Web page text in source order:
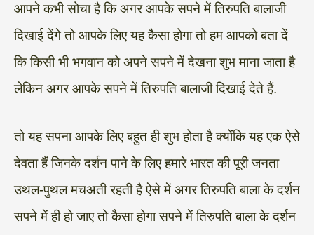
आपने कभी सोचा है कि अगर आपके सपने में तिरुपति बालाजी
दिखाई देंगे तो आपके लिए यह कैसा होगा तो हम आपको बता दें
कि किसी भी भगवान को अपने सपने में देखना शुभ माना जाता है
लेकिन अगर आपके सपने में तिरुपति बालाजी दिखाई देते हैं.
तो यह सपना आपके लिए बहुत ही शुभ होता है क्योंकि यह एक ऐसे
देवता हैं जिनके दर्शन पाने के लिए हमारे भारत की पूरी जनता
उथल-पुथल मचअती रहती है ऐसे में अगर तिरुपति बाला के दर्शन
सपने में ही हो जाए तो कैसा होगा सपने में तिरुपति बाला के दर्शन